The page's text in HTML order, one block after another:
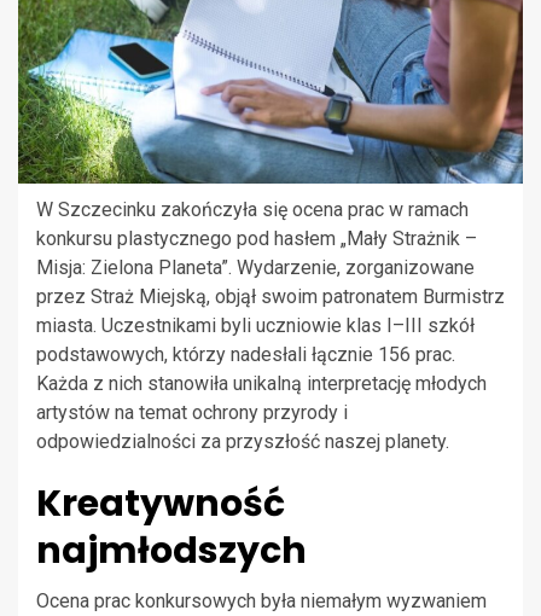
W Szczecinku zakończyła się ocena prac w ramach
konkursu plastycznego pod hasłem „Mały Strażnik –
Misja: Zielona Planeta”. Wydarzenie, zorganizowane
przez Straż Miejską, objął swoim patronatem Burmistrz
miasta. Uczestnikami byli uczniowie klas I–III szkół
podstawowych, którzy nadesłali łącznie 156 prac.
Każda z nich stanowiła unikalną interpretację młodych
artystów na temat ochrony przyrody i
odpowiedzialności za przyszłość naszej planety.
Kreatywność
najmłodszych
Ocena prac konkursowych była niemałym wyzwaniem